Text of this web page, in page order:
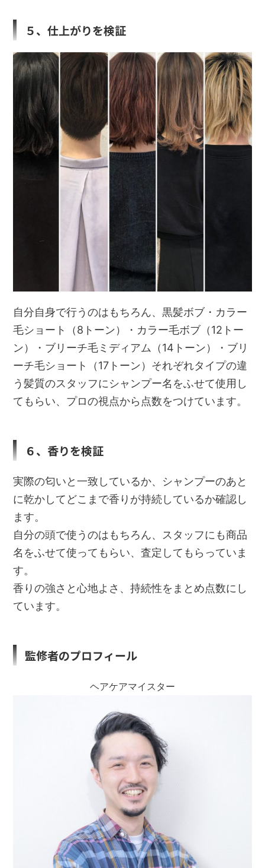
５、仕上がりを検証
自分自身で行うのはもちろん、黒髪ボブ・カラー
毛ショート（8トーン）・カラー毛ボブ（12トー
ン）・ブリーチ毛ミディアム（14トーン）・ブリ
ーチ毛ショート（17トーン）それぞれタイプの違
う髪質のスタッフにシャンプー名をふせて使用し
てもらい、プロの視点から点数をつけています。
６、香りを検証
実際の匂いと一致しているか、シャンプーのあと
に乾かしてどこまで香りが持続しているか確認し
ます。
自分の頭で使うのはもちろん、スタッフにも商品
名をふせて使ってもらい、査定してもらっていま
す。
香りの強さと心地よさ、持続性をまとめ点数にし
ています。
監修者のプロフィール
ヘアケアマイスター